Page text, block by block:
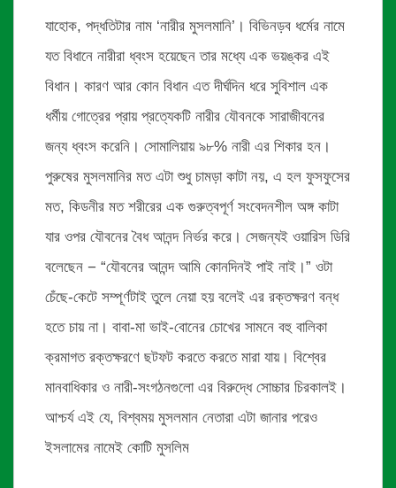
যাহোক, পদ্ধতিটার নাম ‘নারীর মুসলমানি’। বিভিনড়ব ধর্মের নামে
যত বিধানে নারীরা ধ্বংস হয়েছেন তার মধ্যে এক ভয়ঙ্কর এই
বিধান। কারণ আর কোন বিধান এত দীর্ঘদিন ধরে সুবিশাল এক
ধর্মীয় গোত্রের প্রায় প্রত্যেকটি নারীর যৌবনকে সারাজীবনের
জন্য ধ্বংস করেনি। সোমালিয়ায় ৯৮% নারী এর শিকার হন।
পুরুষের মুসলমানির মত এটা শুধু চামড়া কাটা নয়, এ হল ফুসফুসের
মত, কিডনীর মত শরীরের এক গুরুত্বপূর্ণ সংবেদনশীল অঙ্গ কাটা
যার ওপর যৌবনের বৈধ আনন্দ নির্ভর করে। সেজন্যই ওয়ারিস ডিরি
বলেছেন − “যৌবনের আনন্দ আমি কোনদিনই পাই নাই।” ওটা
চেঁছে-কেটে সম্পূর্ণটাই তুলে নেয়া হয় বলেই এর রক্তক্ষরণ বন্ধ
হতে চায় না। বাবা-মা ভাই-বোনের চোখের সামনে বহু বালিকা
ক্রমাগত রক্তক্ষরণে ছটফট করতে করতে মারা যায়। বিশ্বের
মানবাধিকার ও নারী-সংগঠনগুলো এর বিরুদ্ধে সোচ্চার চিরকালই।
আশ্চর্য এই যে, বিশ্বময় মুসলমান নেতারা এটা জানার পরেও
ইসলামের নামেই কোটি মুসলিম